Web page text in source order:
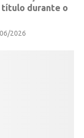
título durante o
2026